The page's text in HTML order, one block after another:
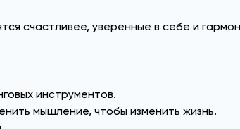
счастливее, уверенные в себе и
инструментов.
мышление, чтобы изменить жизнь.